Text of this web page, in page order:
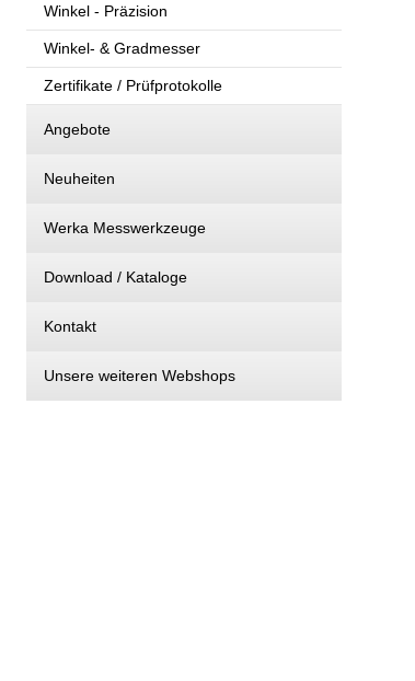
Winkel - Präzision
Winkel- & Gradmesser
Zertifikate / Prüfprotokolle
Angebote
Neuheiten
Werka Messwerkzeuge
Download / Kataloge
Kontakt
Unsere weiteren Webshops